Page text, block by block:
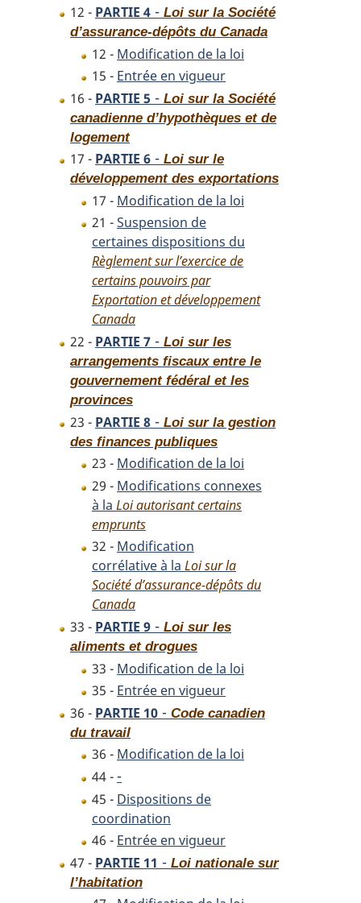
12 - PARTIE 4 - Loi sur la Société
d’assurance-dépôts du Canada
12 - Modification de la loi
15 - Entrée en vigueur
16 - PARTIE 5 - Loi sur la Société
canadienne d’hypothèques et de
logement
17 - PARTIE 6 - Loi sur le
développement des exportations
17 - Modification de la loi
21 -Suspension de
certaines dispositions du
Règlement sur l’exercice de
certains pouvoirs par
Exportation et développement
Canada
22 - PARTIE 7 - Loi sur les
arrangements fiscaux entre le
gouvernement fédéral et les
provinces
23 - PARTIE 8 - Loi sur la gestion
des finances publiques
23 - Modification de la loi
29 - Modifications connexes
à la Loi autorisant certains
emprunts
32 - Modification
corrélative à la Loi sur la
Société d’assurance-dépôts du
Canada
33 - PARTIE 9 - Loi sur les
aliments et drogues
33 - Modification de la loi
35 - Entrée en vigueur
36 - PARTIE 10 - Code canadien
du travail
36 - Modification de la loi
44 --
45 - Dispositions de
coordination
46 - Entrée en vigueur
47 - PARTIE 11 - Loi nationale sur
l’habitation